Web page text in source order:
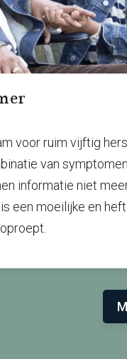
voor ruim vijftig
van
informatie niet
een moeilijke en